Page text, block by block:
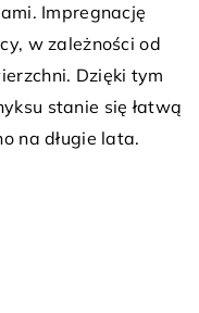
Impregnację
w zależności od
Dzięki tym
stanie się łatwą
na długie lata.